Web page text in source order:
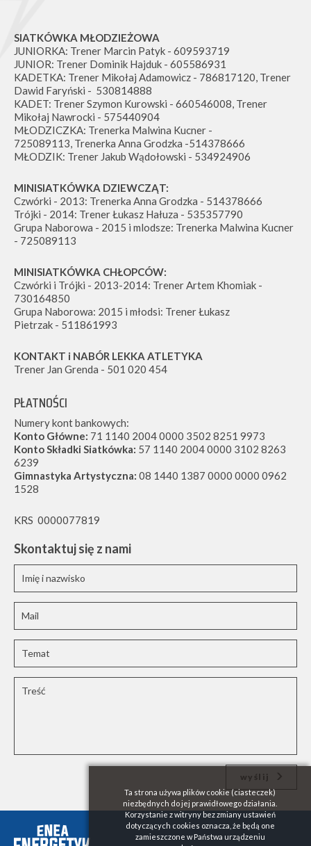
SIATKÓWKA MŁODZIEŻOWA
JUNIORKA: Trener Marcin Patyk - 609593719
JUNIOR: Trener Dominik Hajduk - 605586931
KADETKA: Trener Mikołaj Adamowicz - 786817120, Trener
Dawid Faryński - 530814888
KADET: Trener Szymon Kurowski - 660546008, Trener
Mikołaj Nawrocki - 575440904
MŁODZICZKA: Trenerka Malwina Kucner -
725089113, Trenerka Anna Grodzka -514378666
MŁODZIK: Trener Jakub Wądołowski - 534924906
MINISIATKÓWKA DZIEWCZĄT:
Czwórki - 2013: Trenerka Anna Grodzka - 514378666
Trójki - 2014: Trener Łukasz Hałuza - 535357790
Grupa Naborowa - 2015 i mlodsze: Trenerka Malwina Kucner
- 725089113
MINISIATKÓWKA CHŁOPCÓW:
Czwórki i Trójki - 2013-2014: Trener Artem Khomiak -
730164850
Grupa Naborowa: 2015 i młodsi: Trener Łukasz
Pietrzak - 511861993
KONTAKT i NABÓR LEKKA ATLETYKA
Trener Jan Grenda - 501 020 454
PŁATNOŚCI
Numery kont bankowych:
Konto Główne: 71 1140 2004 0000 3502 8251 9973
Konto Składki Siatkówka: 57 1140 2004 0000 3102 8263
6239
Gimnastyka Artystyczna: 08 1440 1387 0000 0000 0962
1528
KRS 0000077819
Skontaktuj się z nami
wyślij
Ta strona używa plików cookie (ciasteczek)
niezbędnych do jej prawidłowego działania.
Korzystanie z witryny bez zmiany ustawień
dotyczących cookies oznacza, że będą one
zamieszczone w Państwa urządzeniu